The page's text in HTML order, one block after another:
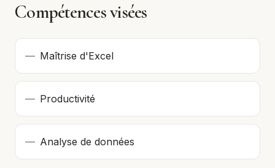
Compétences visées
— Maîtrise d'Excel
— Productivité
— Analyse de données